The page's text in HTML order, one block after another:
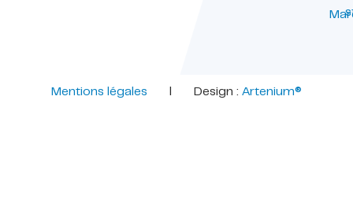
Mentions légales l Design : Artenium®